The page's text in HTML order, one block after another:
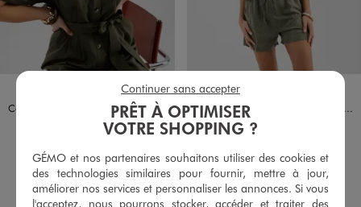
Disponible en 1 coloris
Combinaison pantalon inspiration saharienne en lin et viscose femme
35,99 €
4.5/5 de moyenne
(19 avis)
AJOUTER AU PANIER
Disponible en 2 coloris
Blouse manches courtes en viscose fluide imprimée femme
15,99 €
4.5/5 de moyenne
(55 avis)
AJOUTERAU PANIER
PRÊT À OPTIMISER
VOTRE SHOPPING ?
GÉMO et nos partenaires souhaitons utiliser des cookies et
des technologies similaires pour fournir, mettre à jour,
améliorer nos services et personnaliser les annonces. Si vous
l'acceptez, nous pourrons stocker, accéder et traiter des
Continuer sans accepter